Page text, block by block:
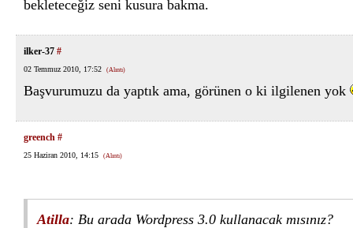
bekleteceğiz seni kusura bakma.
ilker-37 #
02 Temmuz 2010, 17:52 (Alıntı)
Başvurumuzu da yaptık ama, görünen o ki ilgilenen yok
greench #
25 Haziran 2010, 14:15 (Alıntı)
Atilla: Bu arada Wordpress 3.0 kullanacak mısınız?